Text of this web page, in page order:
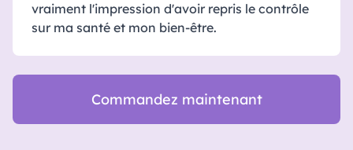
vraiment l'impression d'avoir repris le contrôle
sur ma santé et mon bien-être.
Commandez maintenant